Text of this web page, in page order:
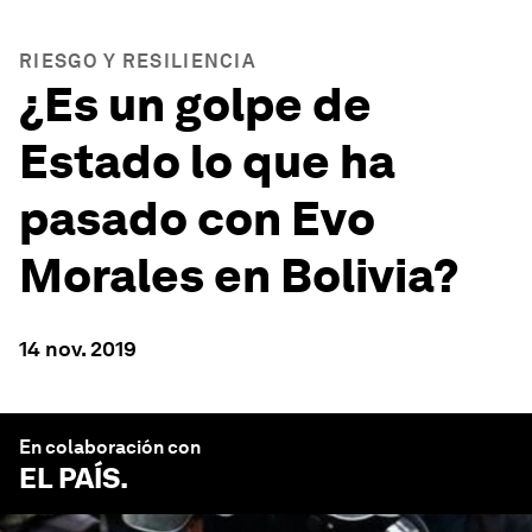
RIESGO Y RESILIENCIA
¿Es un golpe de
Estado lo que ha
pasado con Evo
Morales en Bolivia?
14 nov. 2019
En colaboración con
EL PAÍS.